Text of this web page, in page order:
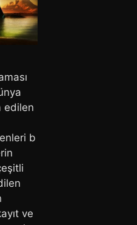
edilen
b
ve